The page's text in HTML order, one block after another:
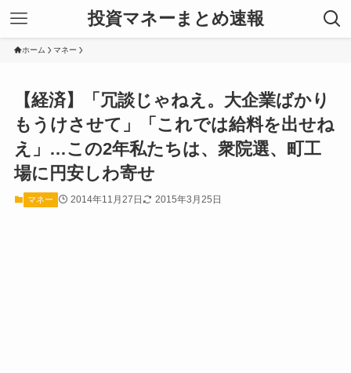
投資マネーまとめ速報
ホーム マネー
【経済】「冗談じゃねえ。大企業ばかり
もうけさせて」「これでは給料を出せね
え」…この2年私たちは、衆院選、町工
場に円安しわ寄せ
マネー 2014年11月27日 2015年3月25日